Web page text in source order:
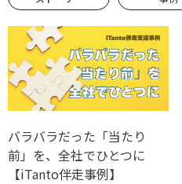
バラバラだった「当たり
前」を、全社でひとつに
【iTanto伴走事例】